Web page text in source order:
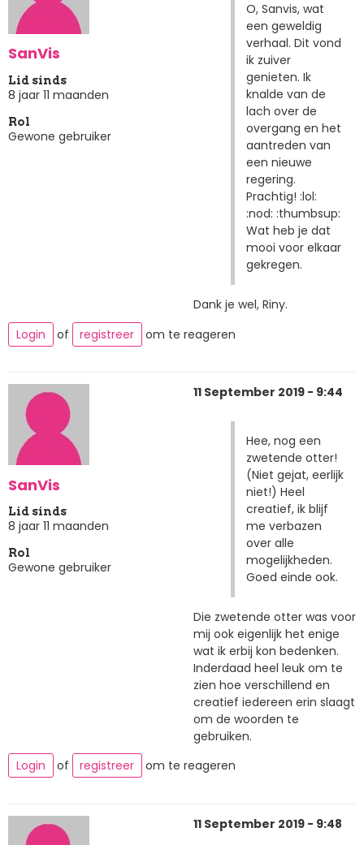
SanVis
Lid sinds
8 jaar 11 maanden
Rol
Gewone gebruiker
O, Sanvis, wat
een geweldig
verhaal. Dit vond
ik zuiver
genieten. Ik
knalde van de
lach over de
overgang en het
aantreden van
een nieuwe
regering.
Prachtig! :lol:
:nod: :thumbsup:
Wat heb je dat
mooi voor elkaar
gekregen.
Dank je wel, Riny.
Login
of registreer om te reageren
SanVis
Lid sinds
8 jaar 11 maanden
Rol
Gewone gebruiker
11 September 2019 - 9:44
Hee, nog een
zwetende otter!
(Niet gejat, eerlijk
niet!) Heel
creatief, ik blijf
me verbazen
over alle
mogelijkheden.
Goed einde ook.
Die zwetende otter was voor
mij ook eigenlijk het enige
wat ik erbij kon bedenken.
Inderdaad heel leuk om te
zien hoe verschillend en
creatief iedereen erin slaagt
om de woorden te
gebruiken.
Login
of registreer om te reageren
11 September 2019 - 9:48